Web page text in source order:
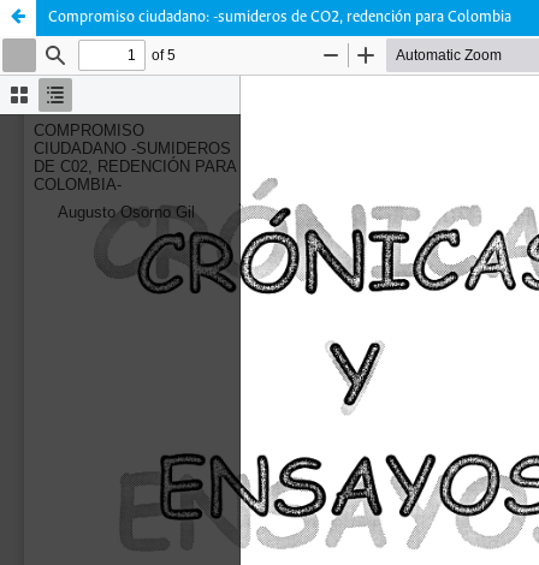
Compromiso ciudadano: -sumideros de CO2, redención para Colombia